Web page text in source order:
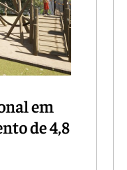
em
de 4,8